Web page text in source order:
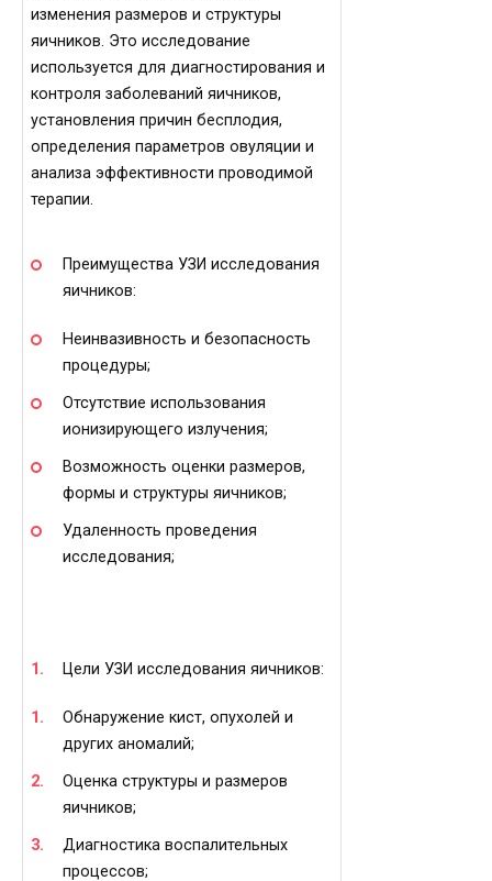
изменения размеров и структуры
яичников. Это исследование
используется для диагностирования и
контроля заболеваний яичников,
установления причин бесплодия,
определения параметров овуляции и
анализа эффективности проводимой
терапии.
Преимущества УЗИ исследования
яичников:
Неинвазивность и безопасность
процедуры;
Отсутствие использования
ионизирующего излучения;
Возможность оценки размеров,
формы и структуры яичников;
Удаленность проведения
исследования;
Цели УЗИ исследования яичников:
Обнаружение кист, опухолей и
других аномалий;
Оценка структуры и размеров
яичников;
Диагностика воспалительных
процессов;